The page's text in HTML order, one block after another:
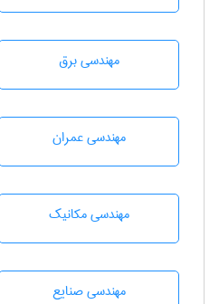
مهندسی برق
مهندسی عمران
مهندسی مکانیک
مهندسی صنايع